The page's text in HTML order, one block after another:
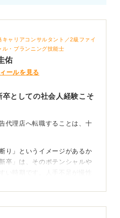
キャリアコンサルタント／2級ファイ
ル・プランニング技能士
佑
ールを見る
としての社会人経験こそ
代理店へ転職することは、十
り」というイメージがあるか
卒」は、そのポテンシャルや
い時期です。人手不足が慢性
ています。